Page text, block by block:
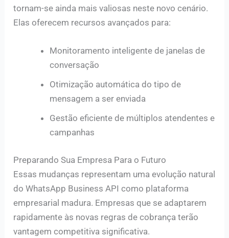
tornam-se ainda mais valiosas neste novo cenário.
Elas oferecem recursos avançados para:
Monitoramento inteligente de janelas de
conversação
Otimização automática do tipo de
mensagem a ser enviada
Gestão eficiente de múltiplos atendentes e
campanhas
Preparando Sua Empresa Para o Futuro
Essas mudanças representam uma evolução natural
do WhatsApp Business API como plataforma
empresarial madura. Empresas que se adaptarem
rapidamente às novas regras de cobrança terão
vantagem competitiva significativa.